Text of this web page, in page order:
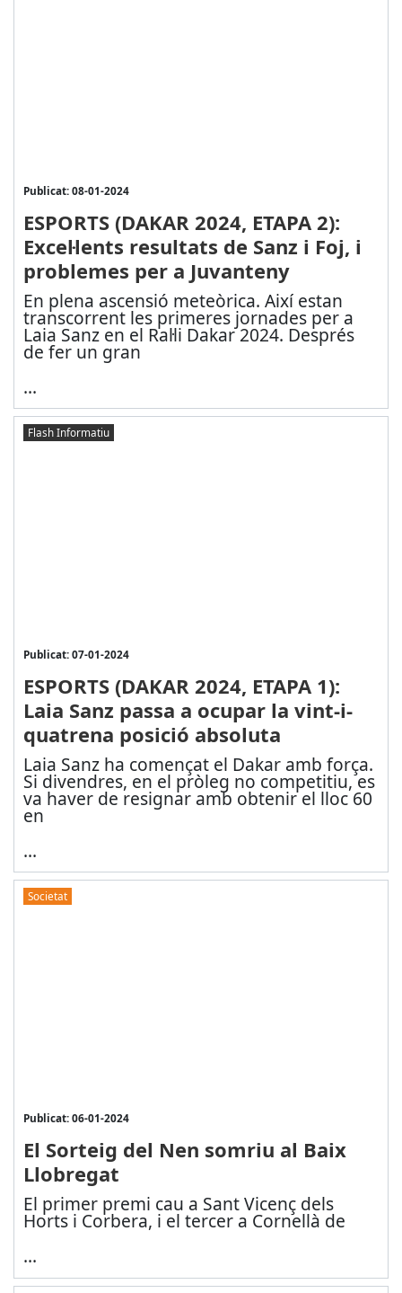
Publicat: 08-01-2024
ESPORTS (DAKAR 2024, ETAPA 2):
Excel·lents resultats de Sanz i Foj, i
problemes per a Juvanteny
En plena ascensió meteòrica. Així estan
transcorrent les primeres jornades per a
Laia Sanz en el Ral·li Dakar 2024. Després
de fer un gran
...
Flash Informatiu
Publicat: 07-01-2024
ESPORTS (DAKAR 2024, ETAPA 1):
Laia Sanz passa a ocupar la vint-i-
quatrena posició absoluta
Laia Sanz ha començat el Dakar amb força.
Si divendres, en el pròleg no competitiu, es
va haver de resignar amb obtenir el lloc 60
en
...
Societat
Publicat: 06-01-2024
El Sorteig del Nen somriu al Baix
Llobregat
El primer premi cau a Sant Vicenç dels
Horts i Corbera, i el tercer a Cornellà de
...